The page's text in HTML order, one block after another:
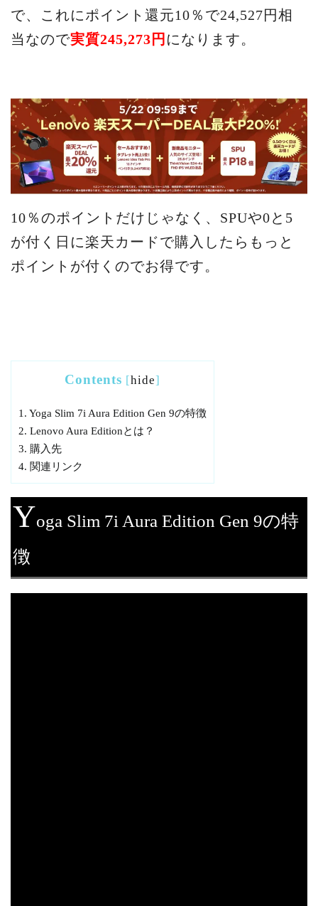
で、これにポイント還元10％で24,527円相
当なので実質245,273円 になります。
10％のポイントだけじゃなく、SPUや0と5
が付く日に楽天カードで購入したらもっと
ポイントが付くのでお得です。
Contents [hide]
1. Yoga Slim 7i Aura Edition Gen 9の特徴
2. Lenovo Aura Editionとは？
3. 購入先
4. 関連リンク
Yoga Slim 7i Aura Edition Gen 9の特
徴